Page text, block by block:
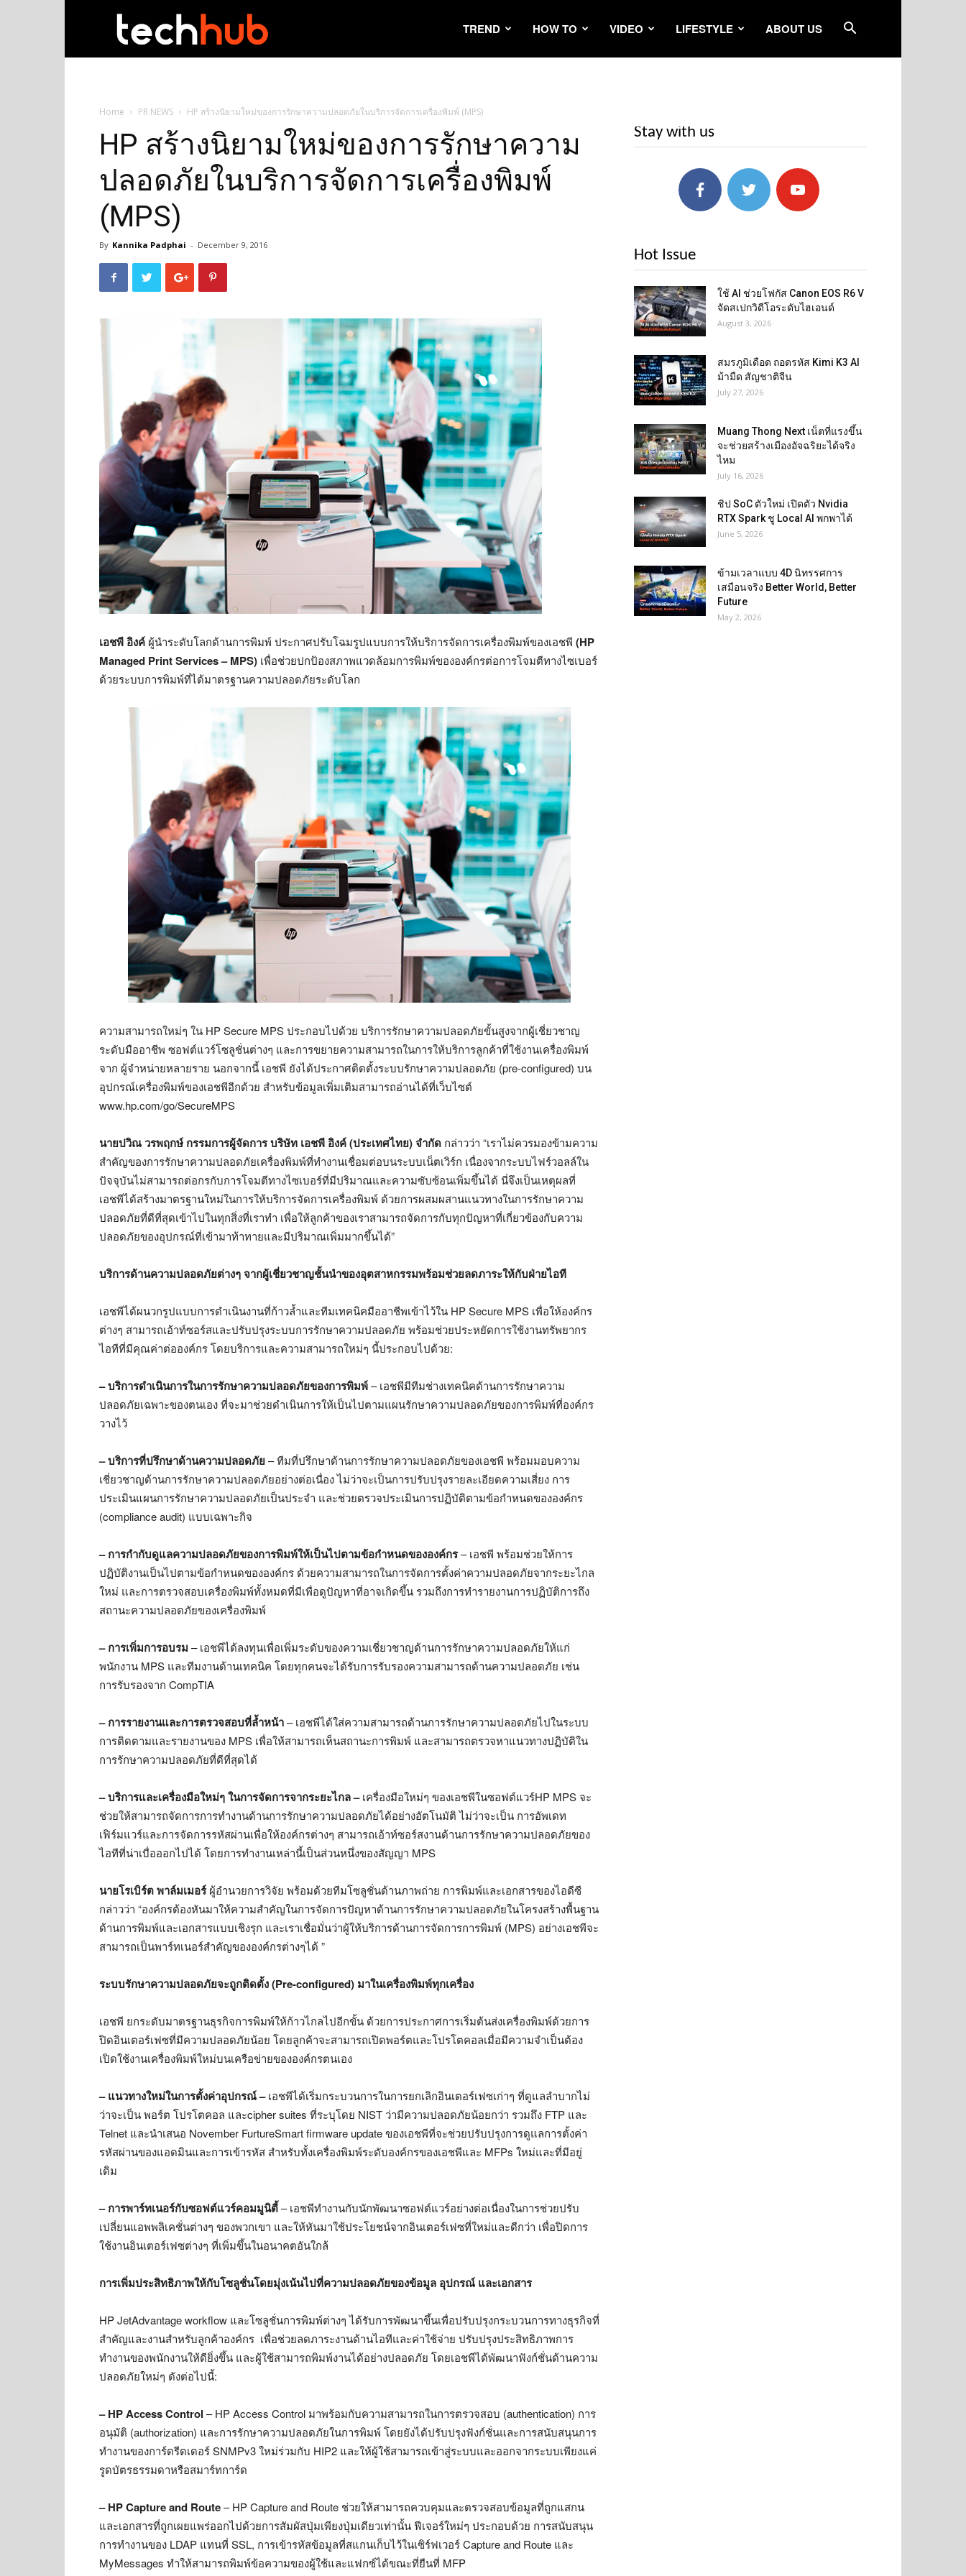
TREND HOW TO VIDEO LIFESTYLE ABOUT US
Home PR NEWS HP สร้างนิยามใหม่ของการรักษาความปลอดภัยในบริการจัดการเครื่องพิมพ์ (MPS)
HP สร้างนิยามใหม่ของการรักษาความ
ปลอดภัยในบริการจัดการเครื่องพิมพ์
(MPS)
By Kannika Padphai - December 9, 2016
เอชพี อิงค์ ผู้นำระดับโลกด้านการพิมพ์ ประกาศปรับโฉมรูปแบบการให้บริการจัดการเครื่องพิมพ์ของเอชพี (HP
Managed Print Services – MPS) เพื่อช่วยปกป้องสภาพแวดล้อมการพิมพ์ขององค์กรต่อการโจมตีทางไซเบอร์
ด้วยระบบการพิมพ์ที่ได้มาตรฐานความปลอดภัยระดับโลก
ความสามารถใหม่ๆ ใน HP Secure MPS ประกอบไปด้วย บริการรักษาความปลอดภัยขั้นสูงจากผู้เชี่ยวชาญ
ระดับมืออาชีพ ซอฟต์แวร์โซลูชั่นต่างๆ และการขยายความสามารถในการให้บริการลูกค้าที่ใช้งานเครื่องพิมพ์
จาก ผู้จำหน่ายหลายราย นอกจากนี้ เอชพี ยังได้ประกาศติดตั้งระบบรักษาความปลอดภัย (pre-configured) บน
อุปกรณ์เครื่องพิมพ์ของเอชพีอีกด้วย สำหรับข้อมูลเพิ่มเติมสามารถอ่านได้ที่เว็บไซต์
www.hp.com/go/SecureMPS
นายปวิณ วรพฤกษ์ กรรมการผู้จัดการ บริษัท เอชพี อิงค์ (ประเทศไทย) จำกัด กล่าวว่า “เราไม่ควรมองข้ามความ
สำคัญของการรักษาความปลอดภัยเครื่องพิมพ์ที่ทำงานเชื่อมต่อบนระบบเน็ตเวิร์ก เนื่องจากระบบไฟร์วอลล์ใน
ปัจจุบันไม่สามารถต่อกรกับการโจมตีทางไซเบอร์ที่มีปริมาณและความซับซ้อนเพิ่มขึ้นได้ นี่จึงเป็นเหตุผลที่
เอชพีได้สร้างมาตรฐานใหม่ในการให้บริการจัดการเครื่องพิมพ์ ด้วยการผสมผสานแนวทางในการรักษาความ
ปลอดภัยที่ดีที่สุดเข้าไปในทุกสิ่งที่เราทำ เพื่อให้ลูกค้าของเราสามารถจัดการกับทุกปัญหาที่เกี่ยวข้องกับความ
ปลอดภัยของอุปกรณ์ที่เข้ามาท้าทายและมีปริมาณเพิ่มมากขึ้นได้”
บริการด้านความปลอดภัยต่างๆ จากผู้เชี่ยวชาญชั้นนำของอุตสาหกรรมพร้อมช่วยลดภาระให้กับฝ่ายไอที
เอชพีได้ผนวกรูปแบบการดำเนินงานที่ก้าวล้ำและทีมเทคนิคมืออาชีพเข้าไว้ใน HP Secure MPS เพื่อให้องค์กร
ต่างๆ สามารถเอ้าท์ซอร์สและปรับปรุงระบบการรักษาความปลอดภัย พร้อมช่วยประหยัดการใช้งานทรัพยากร
ไอทีที่มีคุณค่าต่อองค์กร โดยบริการและความสามารถใหม่ๆ นี้ประกอบไปด้วย:
– บริการดำเนินการในการรักษาความปลอดภัยของการพิมพ์– เอชพีมีทีมช่างเทคนิคด้านการรักษาความ
ปลอดภัยเฉพาะของตนเอง ที่จะมาช่วยดำเนินการให้เป็นไปตามแผนรักษาความปลอดภัยของการพิมพ์ที่องค์กร
วางไว้
– บริการที่ปรึกษาด้านความปลอดภัย– ทีมที่ปรึกษาด้านการรักษาความปลอดภัยของเอชพี พร้อมมอบความ
เชี่ยวชาญด้านการรักษาความปลอดภัยอย่างต่อเนื่อง ไม่ว่าจะเป็นการปรับปรุงรายละเอียดความเสี่ยง การ
ประเมินแผนการรักษาความปลอดภัยเป็นประจำ และช่วยตรวจประเมินการปฏิบัติตามข้อกําหนดขององค์กร
(compliance audit) แบบเฉพาะกิจ
– การกำกับดูแลความปลอดภัยของการพิมพ์ให้เป็นไปตามข้อกําหนดขององค์กร– เอชพี พร้อมช่วยให้การ
ปฏิบัติงานเป็นไปตามข้อกําหนดขององค์กร ด้วยความสามารถในการจัดการตั้งค่าความปลอดภัยจากระยะไกล
ใหม่ และการตรวจสอบเครื่องพิมพ์ทั้งหมดที่มีเพื่อดูปัญหาที่อาจเกิดขึ้น รวมถึงการทำรายงานการปฏิบัติการถึง
สถานะความปลอดภัยของเครื่องพิมพ์
– การเพิ่มการอบรม – เอชพีได้ลงทุนเพื่อเพิ่มระดับของความเชี่ยวชาญด้านการรักษาความปลอดภัยให้แก่
พนักงาน MPS และทีมงานด้านเทคนิค โดยทุกคนจะได้รับการรับรองความสามารถด้านความปลอดภัย เช่น
การรับรองจาก CompTIA
– การรายงานและการตรวจสอบที่ล้ำหน้า– เอชพีได้ใส่ความสามารถด้านการรักษาความปลอดภัยไปในระบบ
การติดตามและรายงานของ MPS เพื่อให้สามารถเห็นสถานะการพิมพ์ และสามารถตรวจหาแนวทางปฏิบัติใน
การรักษาความปลอดภัยที่ดีที่สุดได้
– บริการและเครื่องมือใหม่ๆ ในการจัดการจากระยะไกล–เครื่องมือใหม่ๆ ของเอชพีในซอฟต์แวร์HP MPS จะ
ช่วยให้สามารถจัดการการทำงานด้านการรักษาความปลอดภัยได้อย่างอัตโนมัติ ไม่ว่าจะเป็น การอัพเดท
เฟิร์มแวร์และการจัดการรหัสผ่านเพื่อให้องค์กรต่างๆ สามารถเอ้าท์ซอร์สงานด้านการรักษาความปลอดภัยของ
ไอทีที่น่าเบื่อออกไปได้ โดยการทำงานเหล่านี้เป็นส่วนหนึ่งของสัญญา MPS
นายโรเบิร์ต พาล์มเมอร์ผู้อำนวยการวิจัย พร้อมด้วยทีมโซลูชั่นด้านภาพถ่าย การพิมพ์และเอกสารของไอดีซี
กล่าวว่า “องค์กรต้องหันมาให้ความสำคัญในการจัดการปัญหาด้านการรักษาความปลอดภัยในโครงสร้างพื้นฐาน
ด้านการพิมพ์และเอกสารแบบเชิงรุก และเราเชื่อมั่นว่าผู้ให้บริการด้านการจัดการการพิมพ์ (MPS) อย่างเอชพีจะ
สามารถเป็นพาร์ทเนอร์สำคัญขององค์กรต่างๆได้ ”
ระบบรักษาความปลอดภัยจะถูกติดตั้ง (Pre-configured) มาในเครื่องพิมพ์ทุกเครื่อง
เอชพี ยกระดับมาตรฐานธุรกิจการพิมพ์ให้ก้าวไกลไปอีกขั้น ด้วยการประกาศการเริ่มต้นส่งเครื่องพิมพ์ด้วยการ
ปิดอินเตอร์เฟซที่มีความปลอดภัยน้อย โดยลูกค้าจะสามารถเปิดพอร์ตและโปรโตคอลเมื่อมีความจำเป็นต้อง
เปิดใช้งานเครื่องพิมพ์ใหม่บนเครือข่ายขององค์กรตนเอง
– แนวทางใหม่ในการตั้งค่าอุปกรณ์–เอชพีได้เริ่มกระบวนการในการยกเลิกอินเตอร์เฟซเก่าๆ ที่ดูแลลำบากไม่
ว่าจะเป็น พอร์ต โปรโตคอล และcipher suites ที่ระบุโดย NIST ว่ามีความปลอดภัยน้อยกว่า รวมถึง FTP และ
Telnet และนำเสนอ November FurtureSmart firmware update ของเอชพีที่จะช่วยปรับปรุงการดูแลการตั้งค่า
รหัสผ่านของแอดมินและการเข้ารหัส สำหรับทั้งเครื่องพิมพ์ระดับองค์กรของเอชพีและ MFPs ใหม่และที่มีอยู่
เดิม
– การพาร์ทเนอร์กับซอฟต์แวร์คอมมูนิตี้– เอชพีทำงานกับนักพัฒนาซอฟต์แวร์อย่างต่อเนื่องในการช่วยปรับ
เปลี่ยนแอพพลิเคชั่นต่างๆ ของพวกเขา และให้หันมาใช้ประโยชน์จากอินเตอร์เฟซที่ใหม่และดีกว่า เพื่อปิดการ
ใช้งานอินเตอร์เฟซต่างๆ ที่เพิ่มขึ้นในอนาคตอันใกล้
การเพิ่มประสิทธิภาพให้กับโซลูชั่นโดยมุ่งเน้นไปที่ความปลอดภัยของข้อมูล อุปกรณ์ และเอกสาร
HP JetAdvantage workflow และโซลูชั่นการพิมพ์ต่างๆ ได้รับการพัฒนาขึ้นเพื่อปรับปรุงกระบวนการทางธุรกิจที่
สำคัญและงานสำหรับลูกค้าองค์กร เพื่อช่วยลดภาระงานด้านไอทีและค่าใช้จ่าย ปรับปรุงประสิทธิภาพการ
ทำงานของพนักงานให้ดียิ่งขึ้น และผู้ใช้สามารถพิมพ์งานได้อย่างปลอดภัย โดยเอชพีได้พัฒนาฟังก์ชั่นด้านความ
ปลอดภัยใหม่ๆ ดังต่อไปนี้:
– HP Access Control – HP Access Control มาพร้อมกับความสามารถในการตรวจสอบ (authentication) การ
อนุมัติ (authorization) และการรักษาความปลอดภัยในการพิมพ์ โดยยังได้ปรับปรุงฟังก์ชั่นและการสนับสนุนการ
ทำงานของการ์ดรีดเดอร์ SNMPv3 ใหม่ร่วมกับ HIP2 และให้ผู้ใช้สามารถเข้าสู่ระบบและออกจากระบบเพียงแค่
รูดบัตรธรรมดาหรือสมาร์ทการ์ด
– HP Capture and Route– HP Capture and Route ช่วยให้สามารถควบคุมและตรวจสอบข้อมูลที่ถูกแสกน
และเอกสารที่ถูกเผยแพร่ออกไปด้วยการสัมผัสปุ่มเพียงปุ่มเดียวเท่านั้น ฟีเจอร์ใหม่ๆ ประกอบด้วย การสนับสนุน
การทำงานของ LDAP แทนที่ SSL, การเข้ารหัสข้อมูลที่สแกนเก็บไว้ในเซิร์ฟเวอร์ Capture and Route และ
MyMessages ทำให้สามารถพิมพ์ข้อความของผู้ใช้และแฟกซ์ได้ขณะที่ยืนที่ MFP
Stay with us
Hot Issue
ใช้ AI ช่วยโฟกัส Canon EOS R6 V
จัดสเปกวิดีโอระดับไฮเอนด์
August 3, 2026
สมรภูมิเดือด ถอดรหัส Kimi K3 AI
ม้ามืด สัญชาติจีน
July 27, 2026
Muang Thong Next เน็ตที่แรงขึ้น
จะช่วยสร้างเมืองอัจฉริยะได้จริง
ไหม
July 16, 2026
ชิป SoC ตัวใหม่ เปิดตัว Nvidia
RTX Spark ชู Local AI พกพาได้
June 5, 2026
ข้ามเวลาแบบ 4D นิทรรศการ
เสมือนจริง Better World, Better
Future
May 2, 2026